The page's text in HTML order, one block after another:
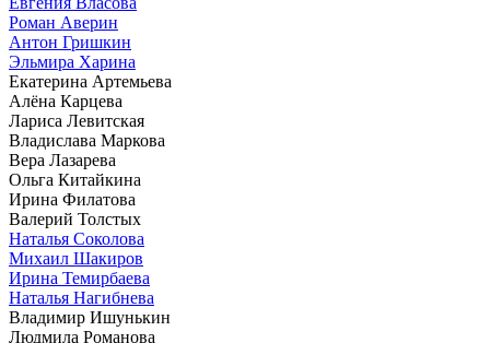
Роман Аверин
Антон Гришкин
Эльмира Харина
Екатерина Артемьева
Алёна Карцева
Лариса Левитская
Владислава Маркова
Вера Лазарева
Ольга Китайкина
Ирина Филатова
Валерий Толстых
Наталья Соколова
Михаил Шакиров
Ирина Темирбаева
Наталья Нагибнева
Владимир Ишунькин
Людмила Романова